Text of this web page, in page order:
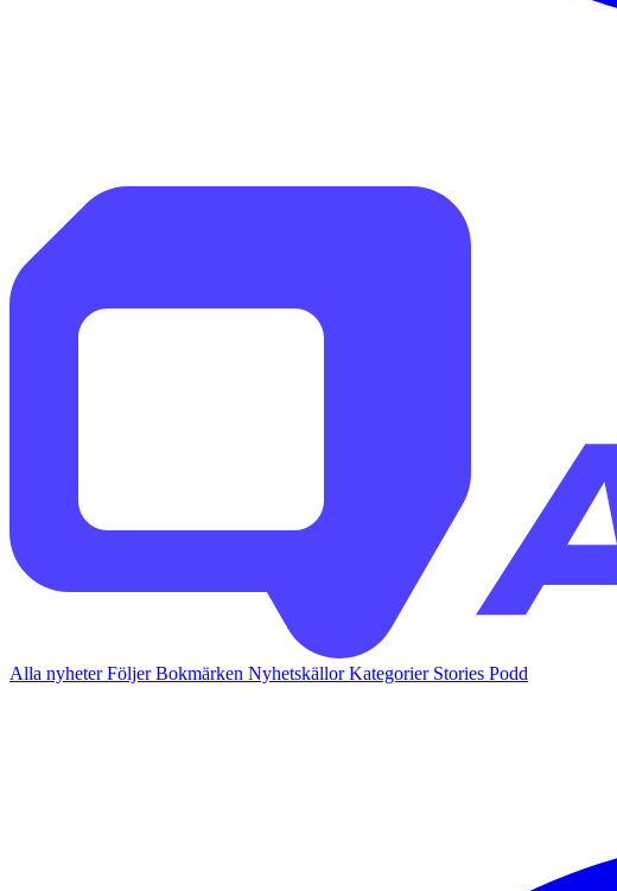
Alla nyheterFöljerBokmärken NyhetskällorKategorier Stories Podd